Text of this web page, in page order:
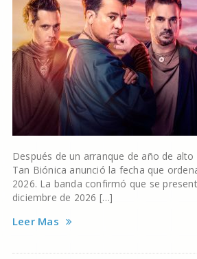
Después de un arranque de año de
Tan Biónica anunció la fecha que
2026. La banda confirmó que se
diciembre de 2026 […]
Leer Mas